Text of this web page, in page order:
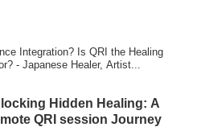
Integration? Is QRI the Healing
- Japanese Healer, Artist...
Hidden Healing: A
QRI session Journey